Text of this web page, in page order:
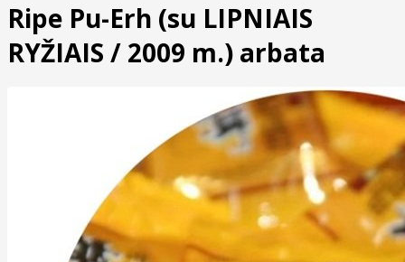
Ripe Pu-Erh (su LIPNIAIS
RYŽIAIS / 2009 m.) arbata